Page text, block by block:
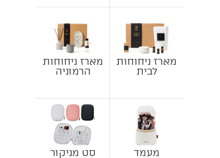
מארז ניחוחות
לבית
מארז ניחוחות
הרמוניה
מעמד
סט מניקור